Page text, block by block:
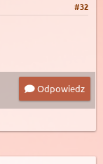
#32
Odpowiedz